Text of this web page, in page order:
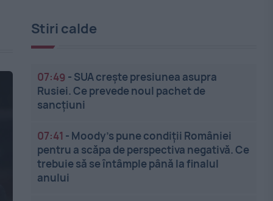
Stiri calde
07:49 - SUA crește presiunea asupra
Rusiei. Ce prevede noul pachet de
sancțiuni
07:41 - Moody’s pune condiții României
pentru a scăpa de perspectiva negativă. Ce
trebuie să se întâmple până la finalul
anului